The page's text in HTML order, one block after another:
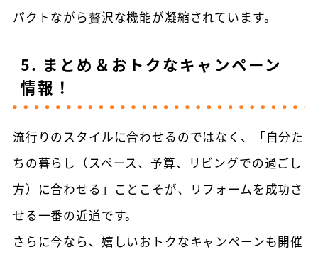
パクトながら贅沢な機能が凝縮されています。
5. まとめ＆おトクなキャンペーン
情報！
流行りのスタイルに合わせるのではなく、「自分た
ちの暮らし（スペース、予算、リビングでの過ごし
方）に合わせる」ことこそが、リフォームを成功さ
せる一番の近道です。
さらに今なら、嬉しいおトクなキャンペーンも開催